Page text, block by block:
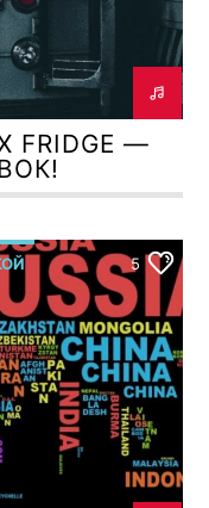
FRIDGE —
5